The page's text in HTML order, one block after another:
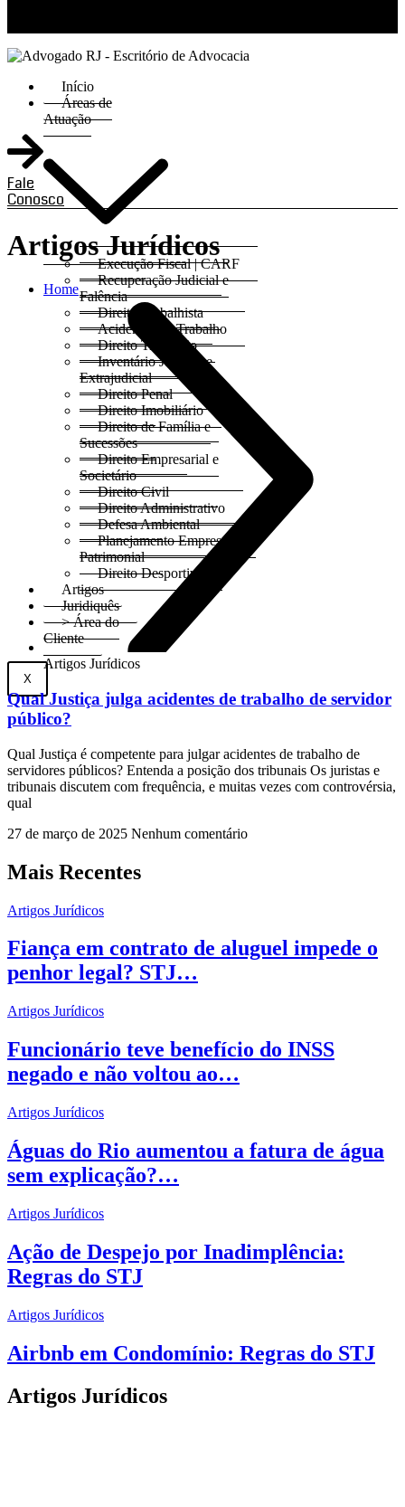
Início
Áreas de
Atuação
Execução Fiscal | CARF
Recuperação Judicial e
Falência
Direito Trabalhista
Acidentes do Trabalho
Direito Tributário
Inventário Judicial e
Extrajudicial
Direito Penal
Direito Imobiliário
Direito de Família e
Sucessões
Direito Empresarial e
Societário
Direito Civil
Direito Administrativo
Defesa Ambiental
Planejamento Empresarial e
Patrimonial
Direito Desportivo
Artigos
Juridiquês
> Área do
Cliente
X
Fale
Conosco
Artigos Jurídicos
Home
Artigos Jurídicos
Qual Justiça julga acidentes de trabalho de servidor
público?
Qual Justiça é competente para julgar acidentes de trabalho de
servidores públicos? Entenda a posição dos tribunais Os juristas e
tribunais discutem com frequência, e muitas vezes com controvérsia,
qual
27 de março de 2025 Nenhum comentário
Mais Recentes
Artigos Jurídicos
Fiança em contrato de aluguel impede o
penhor legal? STJ…
Artigos Jurídicos
Funcionário teve benefício do INSS
negado e não voltou ao…
Artigos Jurídicos
Águas do Rio aumentou a fatura de água
sem explicação?…
Artigos Jurídicos
Ação de Despejo por Inadimplência:
Regras do STJ
Artigos Jurídicos
Airbnb em Condomínio: Regras do STJ
Artigos Jurídicos